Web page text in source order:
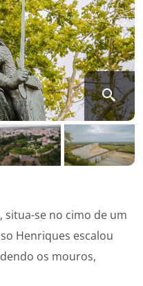
situa-se no cimo de um
Henriques escalou
os mouros,